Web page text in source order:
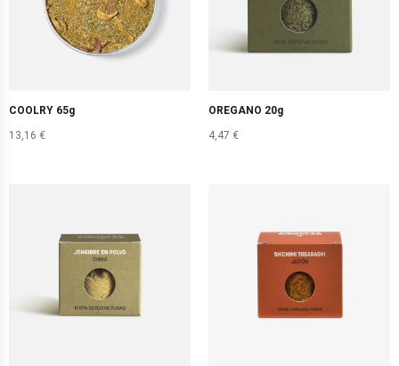
COOLRY 65g
13,16 €
OREGANO 20g
4,47 €